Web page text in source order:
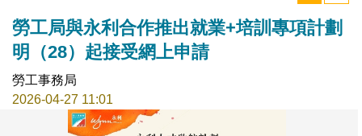
勞工局與永利合作推出就業+培訓專項計劃
明（28）起接受網上申請
勞工事務局
2026-04-27 11:01